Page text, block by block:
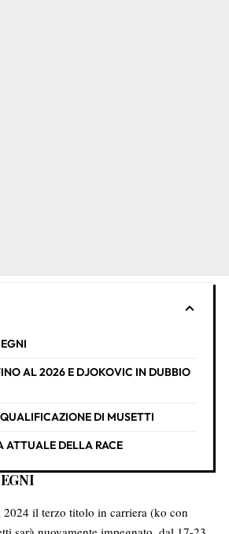
AL 2026 E DJOKOVIC IN DUBBIO
DI MUSETTI
ATTUALE DELLA RACE
2024 il terzo titolo in carriera (ko con